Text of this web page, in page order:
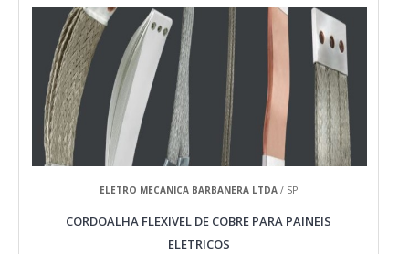
ELETRO MECANICA BARBANERA LTDA / SP
CORDOALHA FLEXIVEL DE COBRE PARA PAINEIS
ELETRICOS